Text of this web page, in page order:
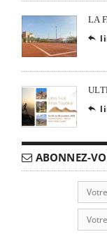
LA


ABONNEZ-